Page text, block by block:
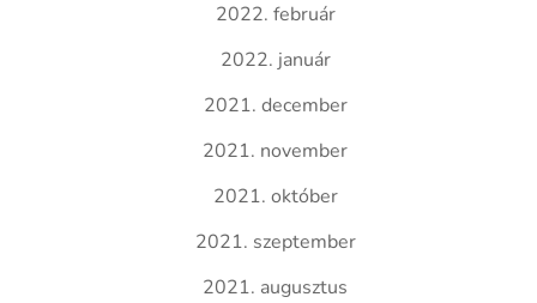
2022. február
2022. január
2021. december
2021. november
2021. október
2021. szeptember
2021. augusztus